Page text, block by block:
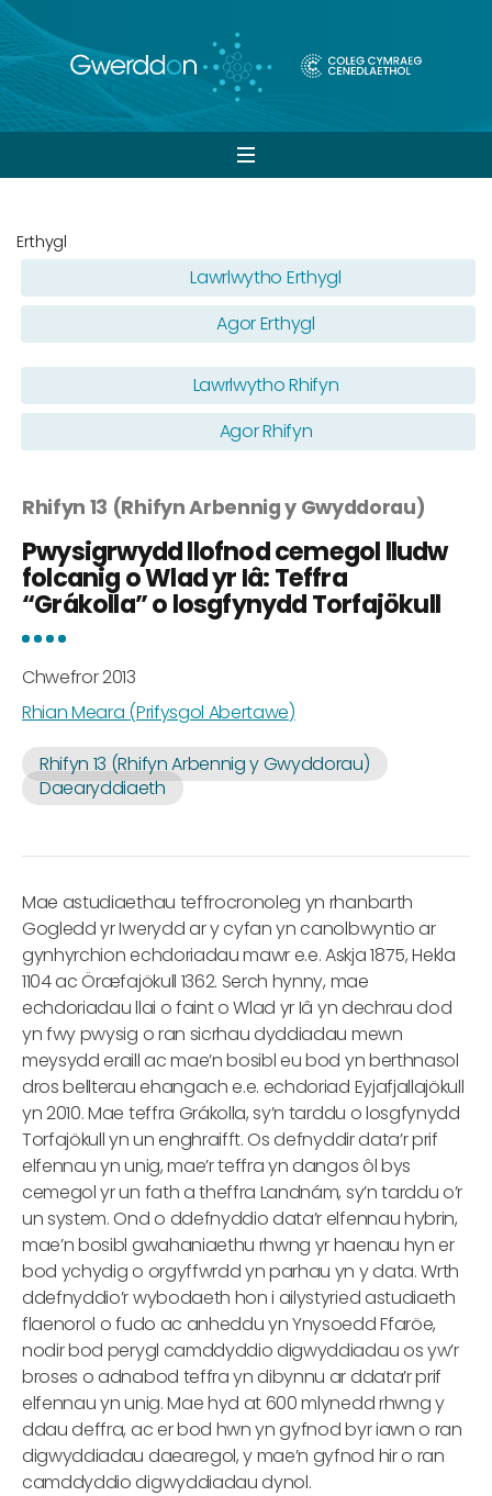
Open
Erthygl
Lawrlwytho Erthygl
Agor Erthygl
Lawrlwytho Rhifyn
Agor Rhifyn
Rhifyn 13 (Rhifyn Arbennig y Gwyddorau)
Pwysigrwydd llofnod cemegol lludw
folcanig o Wlad yr Iâ: Teffra
“Grákolla” o losgfynydd Torfajökull
Chwefror 2013
Rhian Meara (Prifysgol Abertawe)
Rhifyn 13 (Rhifyn Arbennig y Gwyddorau)
Daearyddiaeth
Mae astudiaethau teffrocronoleg yn rhanbarth
Gogledd yr Iwerydd ar y cyfan yn canolbwyntio ar
gynhyrchion echdoriadau mawr e.e. Askja 1875, Hekla
1104 ac Öræfajökull 1362. Serch hynny, mae
echdoriadau llai o faint o Wlad yr Iâ yn dechrau dod
yn fwy pwysig o ran sicrhau dyddiadau mewn
meysydd eraill ac mae’n bosibl eu bod yn berthnasol
dros bellterau ehangach e.e. echdoriad Eyjafjallajökull
yn 2010. Mae teffra Grákolla, sy’n tarddu o losgfynydd
Torfajökull yn un enghraifft. Os defnyddir data’r prif
elfennau yn unig, mae’r teffra yn dangos ôl bys
cemegol yr un fath a theffra Landnám, sy’n tarddu o’r
un system. Ond o ddefnyddio data’r elfennau hybrin,
mae’n bosibl gwahaniaethu rhwng yr haenau hyn er
bod ychydig o orgyffwrdd yn parhau yn y data. Wrth
ddefnyddio’r wybodaeth hon i ailystyried astudiaeth
flaenorol o fudo ac anheddu yn Ynysoedd Ffaröe,
nodir bod perygl camddyddio digwyddiadau os yw’r
broses o adnabod teffra yn dibynnu ar ddata’r prif
elfennau yn unig. Mae hyd at 600 mlynedd rhwng y
ddau deffra, ac er bod hwn yn gyfnod byr iawn o ran
digwyddiadau daearegol, y mae’n gyfnod hir o ran
camddyddio digwyddiadau dynol.